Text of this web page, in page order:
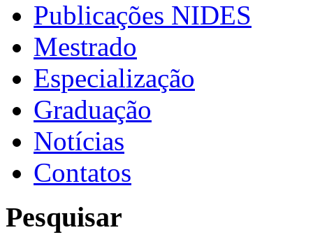
Publicações NIDES
Mestrado
Especialização
Graduação
Notícias
Contatos
Pesquisar